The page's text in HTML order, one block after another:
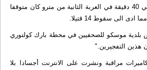
ووقع انفجار اخر بعد حوالي 40 دقيقة في العربة الثانية من مترو كان متوقفا
الى سقوط 14 قتيلا.
بلدية موسكو للصحفيين في محطة بارك كولتوري
هذين التفجيرين."
مراقبة ونشرت على الانترنت أجسادا بلا